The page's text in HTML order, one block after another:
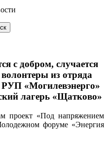
с добром, случается
из отряда
«Могилевэнерго»
лагерь «Щатково»
проект «Под напряжением
форуме «Энергия